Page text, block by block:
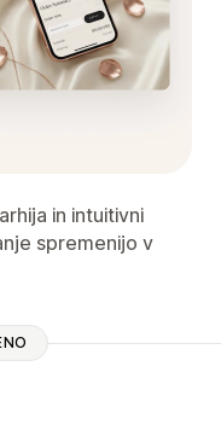
in intuitivni
spremenijo v